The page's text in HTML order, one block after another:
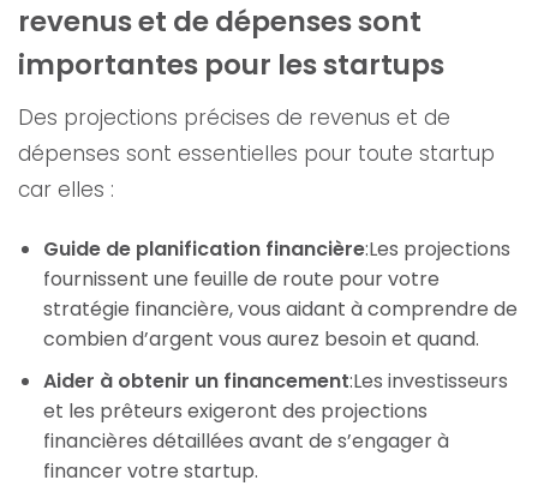
revenus et de dépenses sont
importantes pour les startups
Des projections précises de revenus et de
dépenses sont essentielles pour toute startup
car elles :
Guide de planification financière:Les projections
fournissent une feuille de route pour votre
stratégie financière, vous aidant à comprendre de
combien d’argent vous aurez besoin et quand.
Aider à obtenir un financement:Les investisseurs
et les prêteurs exigeront des projections
financières détaillées avant de s’engager à
financer votre startup.